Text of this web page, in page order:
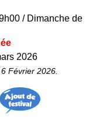
/ Dimanche de
2026
Février 2026.